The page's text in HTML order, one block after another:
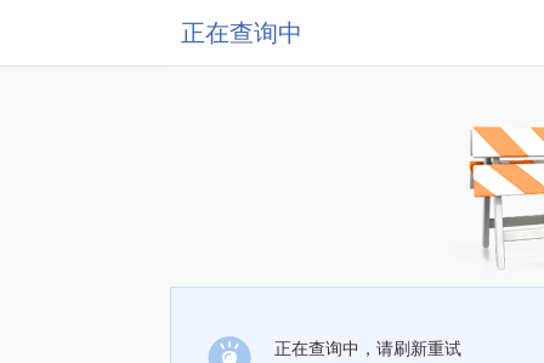
正在查询中
正在查询中，请刷新重试